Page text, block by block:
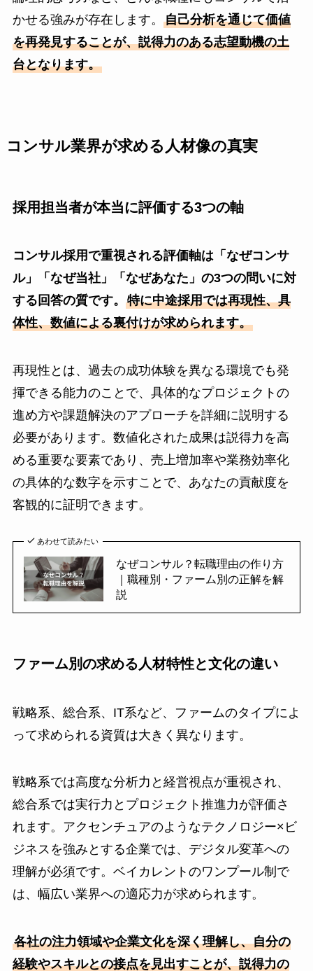
かせる強みが存在します。 自己分析を通じて価値
を再発見することが、説得力のある志望動機の土
台となります。
コンサル業界が求める人材像の真実
採用担当者が本当に評価する3つの軸
コンサル採用で重視される評価軸は「なぜコンサ
ル」「なぜ当社」「なぜあなた」の3つの問いに対
する回答の質です。 特に中途採用では再現性、具
体性、数値による裏付けが求められます。
再現性とは、過去の成功体験を異なる環境でも発
揮できる能力のことで、具体的なプロジェクトの
進め方や課題解決のアプローチを詳細に説明する
必要があります。数値化された成果は説得力を高
める重要な要素であり、売上増加率や業務効率化
の具体的な数字を示すことで、あなたの貢献度を
客観的に証明できます。
あわせて読みたい
なぜコンサル？転職理由の作り方
｜職種別・ファーム別の正解を解
説
ファーム別の求める人材特性と文化の違い
戦略系、総合系、IT系など、ファームのタイプによ
って求められる資質は大きく異なります。
戦略系では高度な分析力と経営視点が重視され、
総合系では実行力とプロジェクト推進力が評価さ
れます。アクセンチュアのようなテクノロジー×ビ
ジネスを強みとする企業では、デジタル変革への
理解が必須です。ベイカレントのワンプール制で
は、幅広い業界への適応力が求められます。
各社の注力領域や企業文化を深く理解し、自分の
経験やスキルとの接点を見出すことが、説得力の